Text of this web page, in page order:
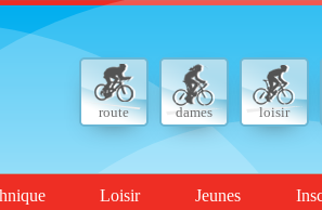
route dames loisir
Loisir Jeunes